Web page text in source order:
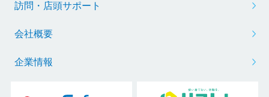
訪問・店頭サポート
会社概要
企業情報